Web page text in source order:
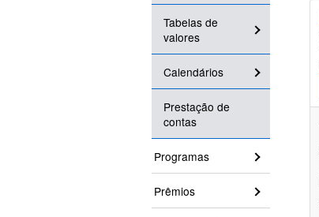
Tabelas de
valores
Calendários
Prestação de
contas
Programas
Prêmios